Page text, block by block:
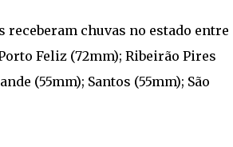
receberam chuvas no estado entre
Feliz (72mm); Ribeirão Pires
(55mm); Santos (55mm); São